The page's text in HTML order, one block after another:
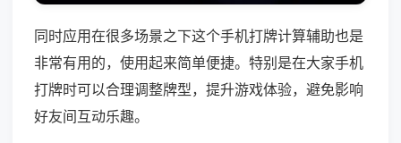
同时应用在很多场景之下这个手机打牌计算辅助也是
非常有用的，使用起来简单便捷。特别是在大家手机
打牌时可以合理调整牌型，提升游戏体验，避免影响
好友间互动乐趣。